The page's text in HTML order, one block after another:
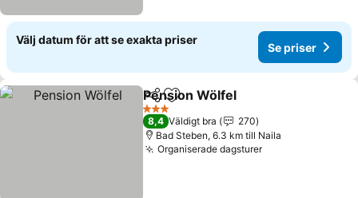
Välj datum för att se exakta priser
Se priser
Dela Lägg till i Mina Favoriter
Pension Wölfel
3 Stjärnor
8,4 Väldigt bra
270
Bad Steben, 6.3 km till Naila
Organiserade dagsturer